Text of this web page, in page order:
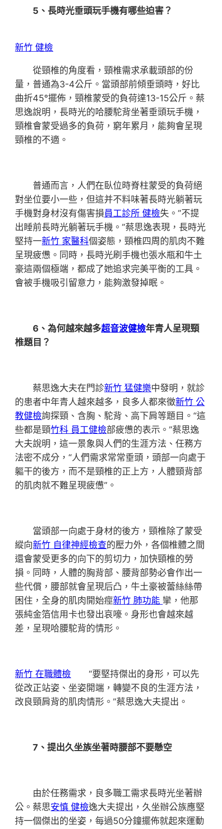
5、長時光垂頭玩手機有哪些迫害？
新竹 健檢
從頸椎的角度看，頸椎需求承載頭部的份
量，普通為3-4公斤。當頭部前傾垂頭時，好比
曲折45°擺佈，頸椎蒙受的負荷達13-15公斤。蔡
思逸說明，長時光的哈腰駝背坐著垂頭玩手機，
頸椎會蒙受過多的負荷，窮年累月，能夠會呈現
頸椎的不適。
普通而言，人們在臥位時脊柱蒙受的負荷絕
對坐位要小一些，但這并不料味著長時光躺著玩
手機對身材沒有傷害損員工診所 健檢失。”不提
出睡前長時光躺著玩手機。”蔡思逸表現，長時光
堅持一新竹 家醫科個姿態，頸椎四周的肌肉不難
呈現疲憊。同時，長時光刷手機也張水瓶和牛土
豪這兩個極端，都成了她追求完美平衡的工具。
會被手機吸引留意力，能夠激發掉眠。
6、為何越來越多超音波健檢年青人呈現頸
椎題目？
蔡思逸大夫在門診新竹 猛健樂中發明，就診
的患者中年青人越來越多，良多人都來徵新竹 公
教健檢詢探頸、含胸、駝背、高下肩等題目。“這
些都是頸竹科 員工健檢部疲憊的表示。”蔡思逸
大夫說明，這一景象與人們的生涯方法、任務方
法密不成分，“人們需求常常垂頭，頭部一向處于
軀干的後方，而不是頸椎的正上方，人體頸背部
的肌肉就不難呈現疲憊”。
當頭部一向處于身材的後方，頸椎除了蒙受
縱向新竹 自律神經檢查的壓力外，各個椎體之間
還會蒙受更多的向下的剪切力，加快頸椎的勞
損。同時，人體的胸背部、腰背部勢必會作出一
些代償，腰部就會呈現后凸，牛土豪被蕾絲絲帶
困住，全身的肌肉開始痙新竹 肺功能 攣，他那
張純金箔信用卡也發出哀嚎。身形也會越來越
差，呈現哈腰駝背的情形。
新竹 在職體檢 “要堅持傑出的身形，可以先
從改正站姿、坐姿開端，轉變不良的生涯方法，
改良頸肩背的肌肉情形。”蔡思逸大夫提出。
7、提出久坐族坐著時腰部不要懸空
由於任務需求，良多職工需求長時光坐著辦
公。蔡思安慎 健檢逸大夫提出，久坐辦公族應堅
持一個傑出的坐姿，每過50分鐘擺佈就起來運動